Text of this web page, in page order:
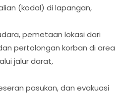
(kodal) di lapangan,
pemetaan lokasi dari
pertolongan korban di area
jalur darat,
pasukan, dan evakuasi